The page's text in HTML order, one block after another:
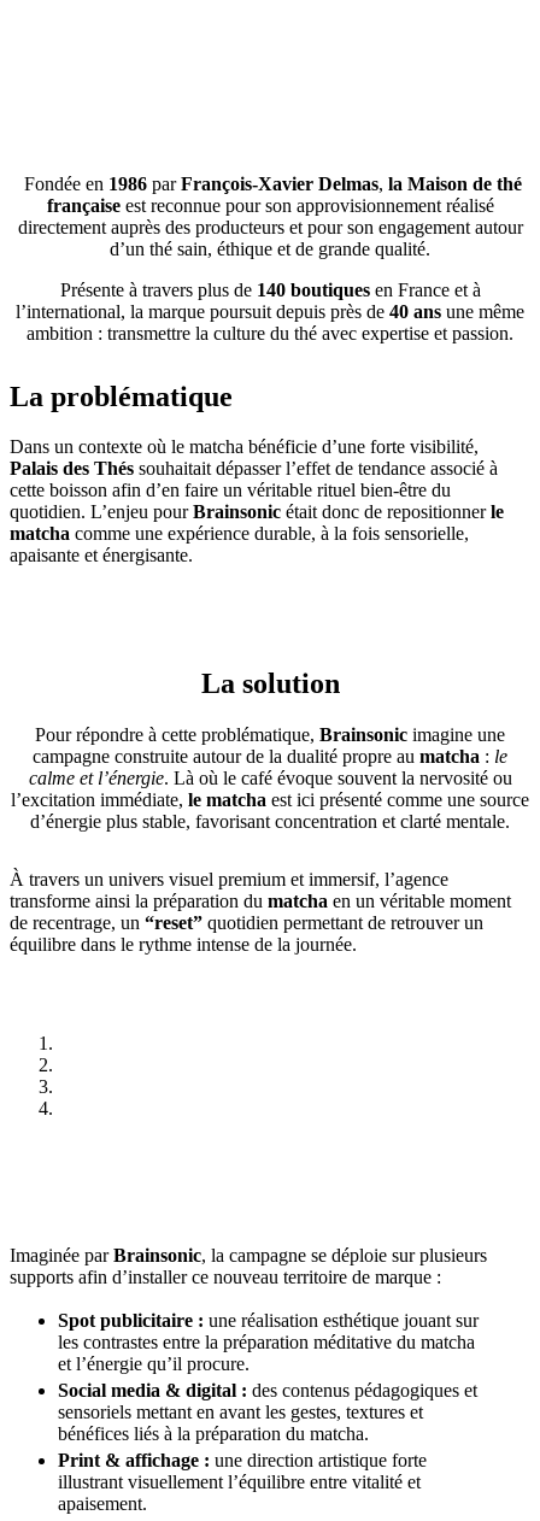
Fondée en 1986parFrançois-Xavier Delmas, la Maison de thé
françaiseest reconnue pour son approvisionnement réalisé
directement auprès des producteurs et pour son engagement autour
d’un thé sain, éthique et de grande qualité.
Présente à travers plus de 140 boutiquesen France et à
l’international, la marque poursuit depuis près de 40 ans une même
ambition : transmettre la culture du thé avec expertise et passion.
La problématique
Dans un contexte où le matcha bénéficie d’une forte visibilité,
Palais des Thés souhaitait dépasser l’effet de tendance associé à
cette boisson afin d’en faire un véritable rituel bien-être du
quotidien. L’enjeu pourBrainsonic était donc de repositionnerle
matcha comme une expérience durable, à la fois sensorielle,
apaisante et énergisante.
La solution
Pour répondre à cette problématique, Brainsonic imagine une
campagne construite autour de la dualité propre au matcha : le
calme et l’énergie. Là où le café évoque souvent la nervosité ou
l’excitation immédiate, le matcha est ici présenté comme une source
d’énergie plus stable, favorisant concentration et clarté mentale.
À travers un univers visuel premium et immersif, l’agence
transforme ainsi la préparation du matcha en un véritable moment
de recentrage, un “reset” quotidien permettant de retrouver un
équilibre dans le rythme intense de la journée.
Imaginée parBrainsonic, la campagne se déploie sur plusieurs
supports afin d’installer ce nouveau territoire de marque :
Spot publicitaire : une réalisation esthétique jouant sur
les contrastes entre la préparation méditative du matcha
et l’énergie qu’il procure.
Social media & digital : des contenus pédagogiques et
sensoriels mettant en avant les gestes, textures et
bénéfices liés à la préparation du matcha.
Print & affichage : une direction artistique forte
illustrant visuellement l’équilibre entre vitalité et
apaisement.